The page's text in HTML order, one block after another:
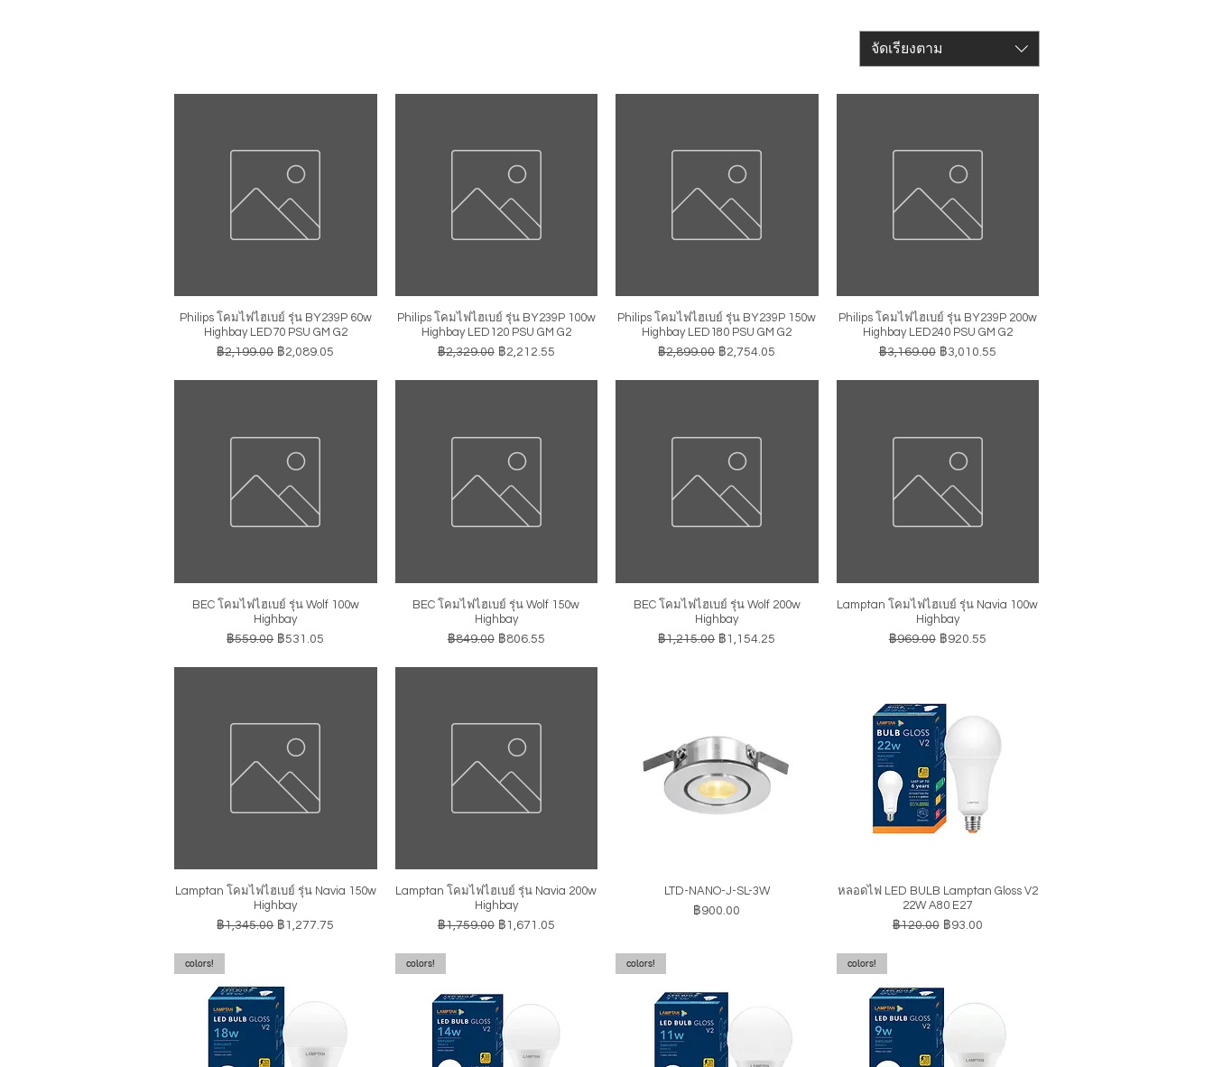
จัดเรียงตาม
ดูข้อมูลด่วน
Philips โคมไฟไฮเบย์ รุ่น BY239P 60w
Highbay LED70 PSU GM G2
ราคาปกติ
฿2,199.00 ราคาขายลด
฿2,089.05
ดูข้อมูลด่วน
Philips โคมไฟไฮเบย์ รุ่น BY239P 100w
Highbay LED120 PSU GM G2
ราคาปกติ
฿2,329.00 ราคาขายลด
฿2,212.55
ดูข้อมูลด่วน
Philips โคมไฟไฮเบย์ รุ่น BY239P 150w
Highbay LED180 PSU GM G2
ราคาปกติ
฿2,899.00 ราคาขายลด
฿2,754.05
ดูข้อมูลด่วน
Philips โคมไฟไฮเบย์ รุ่น BY239P 200w
Highbay LED240 PSU GM G2
ราคาปกติ
฿3,169.00 ราคาขายลด
฿3,010.55
ดูข้อมูลด่วน
BEC โคมไฟไฮเบย์ รุ่น Wolf 100w
Highbay
ราคาปกติ
฿559.00 ราคาขายลด
฿531.05
ดูข้อมูลด่วน
BEC โคมไฟไฮเบย์ รุ่น Wolf 150w
Highbay
ราคาปกติ
฿849.00 ราคาขายลด
฿806.55
ดูข้อมูลด่วน
BEC โคมไฟไฮเบย์ รุ่น Wolf 200w
Highbay
ราคาปกติ
฿1,215.00 ราคาขายลด
฿1,154.25
ดูข้อมูลด่วน
Lamptan โคมไฟไฮเบย์ รุ่น Navia 100w
Highbay
ราคาปกติ
฿969.00 ราคาขายลด
฿920.55
ดูข้อมูลด่วน
Lamptan โคมไฟไฮเบย์ รุ่น Navia 150w
Highbay
ราคาปกติ
฿1,345.00 ราคาขายลด
฿1,277.75
ดูข้อมูลด่วน
Lamptan โคมไฟไฮเบย์ รุ่น Navia 200w
Highbay
ราคาปกติ
฿1,759.00 ราคาขายลด
฿1,671.05
ดูข้อมูลด่วน
LTD-NANO-J-SL-3W
ราคา
฿900.00
ดูข้อมูลด่วน
หลอดไฟ LED BULB Lamptan Gloss V2
22W A80 E27
ราคาปกติ
฿120.00 ราคาขายลด
฿93.00
colors! colors! colors! colors!